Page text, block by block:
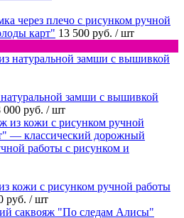
через плечо с рисунком ручной
карт" 13 500 руб. / шт
замши с вышивкой
000 руб. / шт
кожи с рисунком ручной работы
руб. / шт